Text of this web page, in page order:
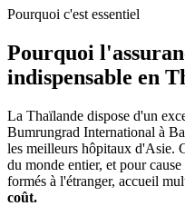
Pourquoi c'est essentiel
Pourquoi
indispensable en
La Thaïlande dispose d'un
Bumrungrad International à
les meilleurs hôpitaux d'Asie.
du monde entier, et pour
formés à l'étranger, accueil
coût.